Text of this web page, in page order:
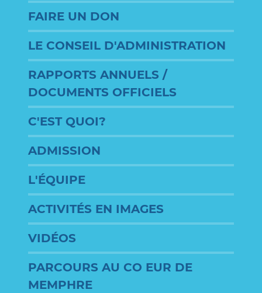
FAIRE UN DON
LE CONSEIL D'ADMINISTRATION
RAPPORTS ANNUELS /
DOCUMENTS OFFICIELS
C'EST QUOI?
ADMISSION
L'ÉQUIPE
ACTIVITÉS EN IMAGES
VIDÉOS
PARCOURS AU CO EUR DE
MEMPHRE